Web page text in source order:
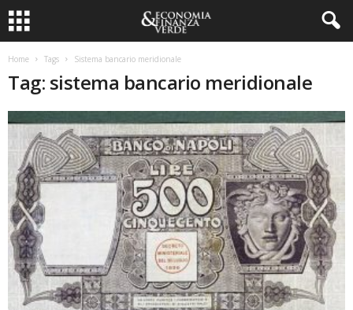
Home Tags Sistema bancario meridionale
Tag: sistema bancario meridionale